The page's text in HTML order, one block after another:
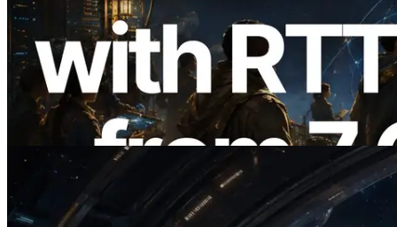
ERPC amplía la Leader Slot API de
Solana con medición de ping desde 7
regiones globales — También se lanza la
Validators Information API
Leer este artículo